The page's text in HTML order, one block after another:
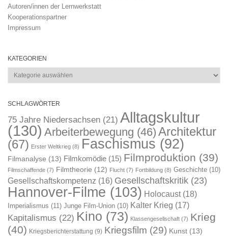
Autoren/innen der Lernwerkstatt
Kooperationspartner
Impressum
KATEGORIEN
Kategorien
SCHLAGWÖRTER
75 Jahre Niedersachsen (21) Alltagskultur
(130) Arbeiterbewegung (46) Architektur
(67) Erster Weltkrieg (8) Faschismus (92)
Filmanalyse (13) Filmkomödie (15) Filmproduktion (39)
Filmschaffende (7) Filmtheorie (12) Flucht (7) Fortbildung (8) Geschichte (10)
Gesellschaftskompetenz (16) Gesellschaftskritik (23)
Hannover-Filme (103) Holocaust(18)
Imperialismus (11) Junge Film-Union (10) Kalter Krieg (17)
Kapitalismus (22) Kino (73) Klassengesellschaft (7) Krieg
(40) Kriegsberichterstattung (9) Kriegsfilm (29) Kunst (13)